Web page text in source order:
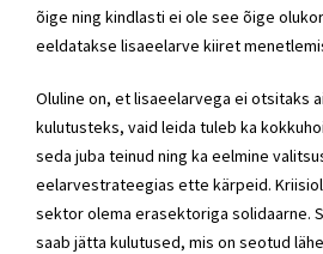
õige ning kindlasti ei ole see õige
eeldatakse lisaeelarve kiiret
Oluline on, et lisaeelarvega ei otsitaks
kulutusteks, vaid leida tuleb ka
seda juba teinud ning ka eelmine
eelarvestrateegias ette kärpeid.
sektor olema erasektoriga solidaarne.
saab jätta kulutused, mis on seotud